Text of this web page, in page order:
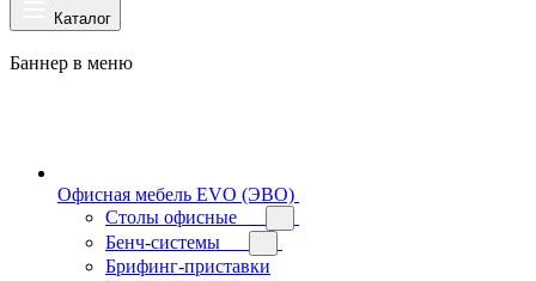
Каталог
Баннер в меню
Офисная мебель EVO (ЭВО)
Cтолы офисные
Бенч-системы
Брифинг-приставки